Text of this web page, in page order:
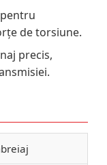
de torsiune.
precis,